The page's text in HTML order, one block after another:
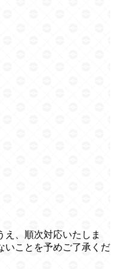
え、順次対応いたしま
いことを予めご了承くだ